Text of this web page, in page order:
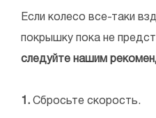
Если колесо все-таки
покрышку пока не
следуйте нашим
1. Сбросьте скорость.